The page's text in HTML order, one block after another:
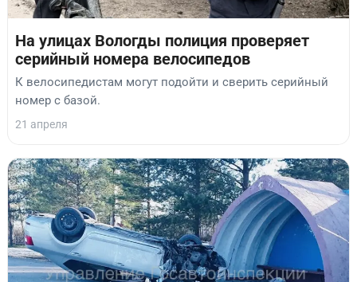
На улицах Вологды полиция проверяет
серийный номера велосипедов
К велосипедистам могут подойти и сверить серийный
номер с базой.
21 апреля